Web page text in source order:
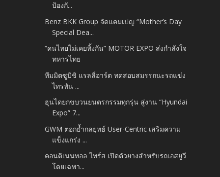
ป้องกั...
Benz BKK Group จัดแคมเปญ “Mother’s Day
Special Dea...
“คนไทยไม่เคยทิ้งกัน” MOTOR EXPO ส่งกำลังใจ
ทหารไทย
ทีมมิตซูบิชิ แรลลี่อาร์ต ทดสอบสมรรถนะรถแข่ง
ไทรทัน ...
ฮุนไดยกขบวนยนตรกรรมทุกรุ่น สู่งาน “Hyundai
Expo” 7...
GWM ตอกย้ำกลยุทธ์ User-Centric เสริมความ
แข็งแกร่ง ...
คอนติเนนทอล ไทร์ส เปิดตัวยางสำหรับรถเอสยูวี
โดยเฉพา...